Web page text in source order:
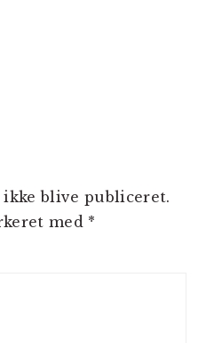
blive publiceret.
med *